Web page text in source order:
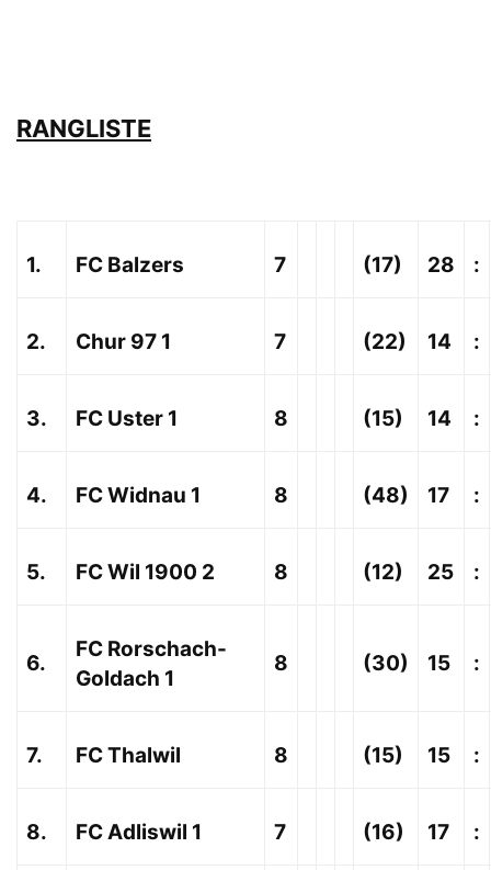
RANGLISTE
1. FC Balzers 7 (17) 28 :
2. Chur 97 1 7 (22) 14 :
3. FC Uster 1 8 (15) 14 :
4. FC Widnau 1 8 (48) 17 :
5. FC Wil 1900 2 8 (12) 25 :
6.
FC Rorschach-
Goldach 1
8 (30) 15 :
7. FC Thalwil 8 (15) 15 :
8. FC Adliswil 1 7 (16) 17 :